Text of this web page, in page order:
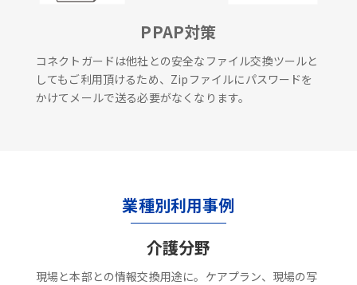
PPAP対策
コネクトガードは他社との安全なファイル交換ツールと
してもご利用頂けるため、Zipファイルにパスワードを
かけてメールで送る必要がなくなります。
業種別利用事例
介護分野
現場と本部との情報交換用途に。ケアプラン、現場の写